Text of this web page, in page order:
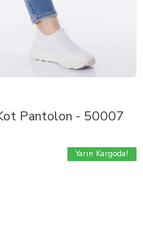
Pantolon - 50007
Yarın Kargoda!